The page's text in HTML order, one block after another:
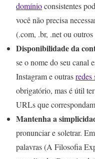
domínioconsistentes
você não precisa
(.com, .br, .net ou
Disponibilidade da
se o nome do seu canal
Instagram e outrasredes
obrigatório, mas é útil
URLs que
Mantenha a
pronunciar e soletrar.
palavras (A Filosofia